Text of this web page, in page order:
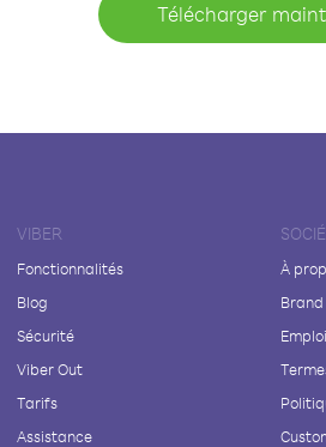
Télécharger
VIBER
Fonctionnalités
Blog
Sécurité
Viber Out
Tarifs
Assistance
À